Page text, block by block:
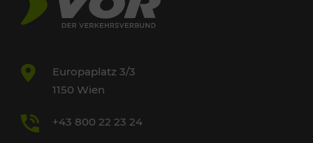
Europaplatz 3/3
1150 Wien
+43 800 22 23 24